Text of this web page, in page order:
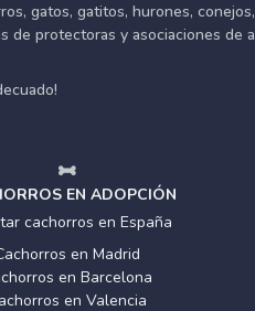
gatos, gatitos, hurones,
de protectoras y asociaciones de
EN ADOPCIÓN
cachorros en España
en Madrid
en Barcelona
en Valencia